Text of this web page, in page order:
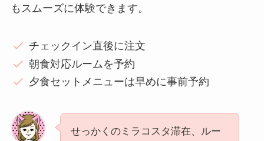
もスムーズに体験できます。
チェックイン直後に注文
朝食対応ルームを予約
夕食セットメニューは早めに事前予約
せっかくのミラコスタ滞在、ルー